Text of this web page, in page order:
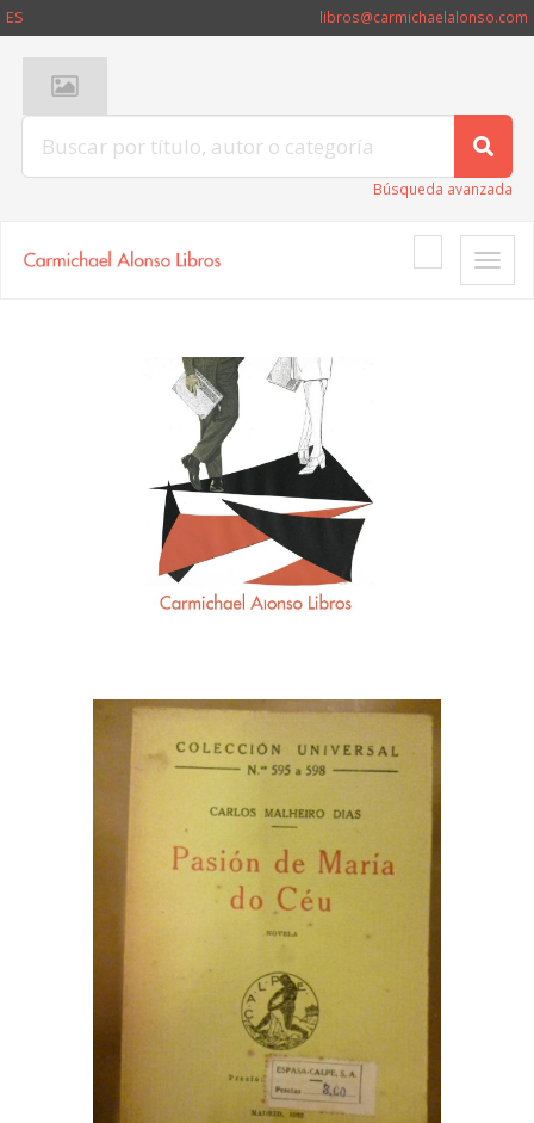
ES libros@carmichaelalonso.com
Búsqueda avanzada
Toggle